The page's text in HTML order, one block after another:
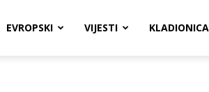
EVROPSKI VIJESTI KLADIONICA